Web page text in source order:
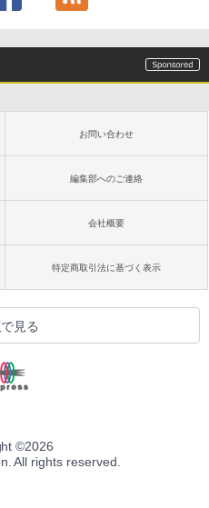
お問い合わせ
編集部へのご連絡
会社概要
特定商取引法に基づく表示
見る
©2026
All rights reserved.